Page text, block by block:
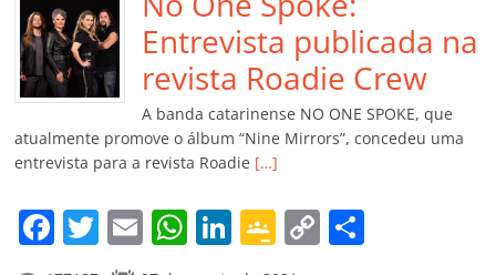
o
o
k
p
p
n Cl
a
ss
ro
o
m
n
k
til
h
ar
Entrevista publicada na
revista Roadie Crew
A banda catarinense NO ONE SPOKE, que
atualmente promove o álbum “Nine Mirrors”, concedeu uma
entrevista para a revista Roadie […]
F
a
T
w
E
m
W Li
n
G
o
C